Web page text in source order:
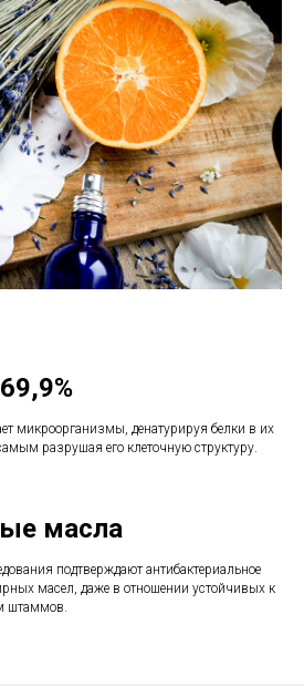
микроорганизмы, денатурируя белки в их
разрушая его клеточную структуру.
масла
подтверждают антибактериальное
масел, даже в отношении устойчивых к
штаммов.